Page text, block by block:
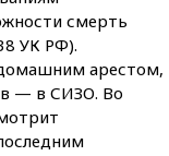
смерть
УК РФ).
арестом,
— в СИЗО. Во